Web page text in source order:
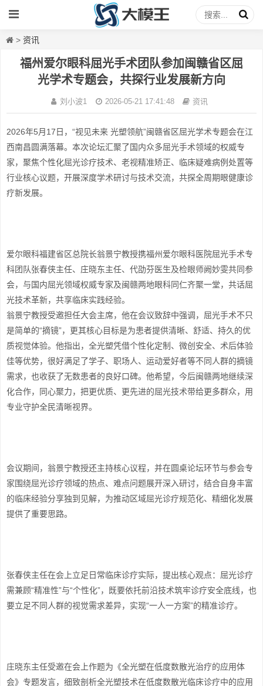
> 资讯
福州爱尔眼科屈光手术团队参加闽赣省区屈
光学术专题会，共探行业发展新方向
刘小波1 2026-05-21 17:41:48 资讯
2026年5月17日，“视见未来 光塑领航”闽赣省区屈光学术专题会在江
西南昌圆满落幕。本次论坛汇聚了国内众多屈光手术领域的权威专
家，聚焦个性化屈光诊疗技术、老视精准矫正、临床疑难病例处置等
行业核心议题，开展深度学术研讨与技术交流，共探全周期眼健康诊
疗新发展。
爱尔眼科福建省区总院长翁景宁教授携福州爱尔眼科医院屈光手术专
科团队张春侠主任、庄晓东主任、代劭芬医生及检眼师阙妙雯共同参
会，与国内屈光领域权威专家及闽赣两地眼科同仁齐聚一堂，共话屈
光技术革新，共享临床实践经验。
翁景宁教授受邀担任大会主席，他在会议致辞中强调，屈光手术不只
是简单的“摘镜”，更其核心目标是为患者提供清晰、舒适、持久的优
质视觉体验。他指出，全光塑凭借个性化定制、微创安全、术后体验
佳等优势，很好满足了学子、职场人、运动爱好者等不同人群的摘镜
需求，也收获了无数患者的良好口碑。他希望，今后闽赣两地继续深
化合作，同心聚力，把更优质、更先进的屈光技术带给更多群众，用
专业守护全民清晰视界。
会议期间，翁景宁教授还主持核心议程，并在圆桌论坛环节与参会专
家围绕屈光诊疗领域的热点、难点问题展开深入研讨，结合自身丰富
的临床经验分享独到见解，为推动区域屈光诊疗规范化、精细化发展
提供了重要思路。
张春侠主任在会上立足日常临床诊疗实际，提出核心观点：屈光诊疗
需兼顾“精准性”与“个性化”，既要依托前沿技术筑牢诊疗安全底线，也
要立足不同人群的视觉需求差异，实现“一人一方案”的精准诊疗。
庄晓东主任受邀在会上作题为《全光塑在低度数散光治疗的应用体
会》专题发言，细致剖析全光塑技术在低度数散光临床诊疗中的应用